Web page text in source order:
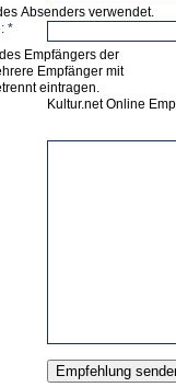
Absenders verwendet.
*
Empfängers der
Empfänger mit
eintragen.
Kultur.net Online